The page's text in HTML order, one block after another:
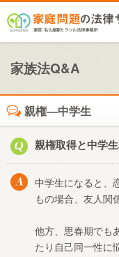
家族法Q&A
親権―中学生
親権取得と中学
中学生になると、
もの場合、友人関
他方、思春期でも
たり自己同一性に